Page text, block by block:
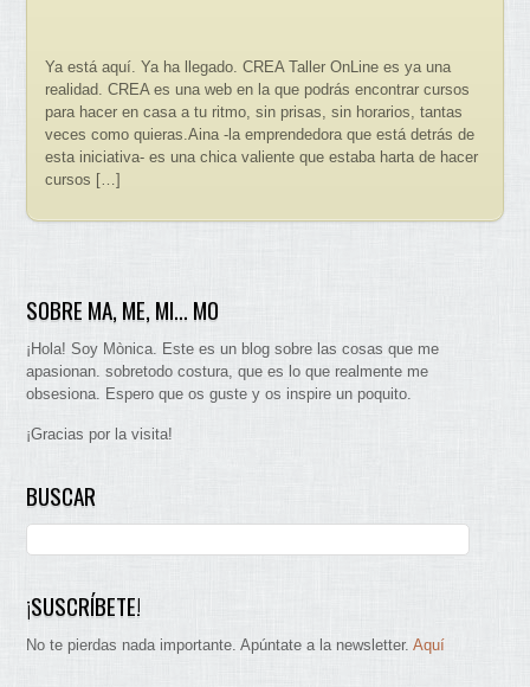
Ya está aquí. Ya ha llegado. CREA Taller OnLine es ya una
realidad. CREA es una web en la que podrás encontrar cursos
para hacer en casa a tu ritmo, sin prisas, sin horarios, tantas
veces como quieras.Aina -la emprendedora que está detrás de
esta iniciativa- es una chica valiente que estaba harta de hacer
cursos […]
SOBRE MA, ME, MI… MO
¡Hola! Soy Mònica. Este es un blog sobre las cosas que me
apasionan. sobretodo costura, que es lo que realmente me
obsesiona. Espero que os guste y os inspire un poquito.
¡Gracias por la visita!
BUSCAR
¡SUSCRÍBETE!
No te pierdas nada importante. Apúntate a la newsletter.Aquí